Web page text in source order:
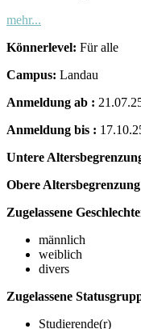
mehr...
Könnerlevel: Für alle
Campus: Landau
Anmeldung ab :
Anmeldung bis :
Untere
Obere
Zugelassene
männlich
weiblich
divers
Zugelassene
Studierende(r)